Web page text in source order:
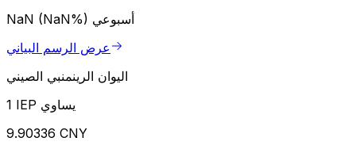
NaN (NaN%) أسبوعي
عرض الرسم البياني
اليوان الرينمنبي الصيني
1 IEP يساوي
9.90336 CNY